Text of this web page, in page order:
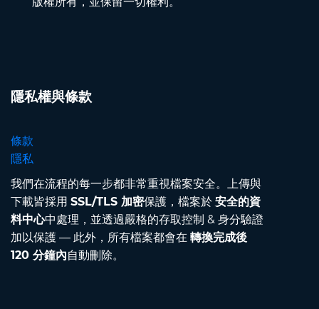
隱私權與條款
條款
隱私
我們在流程的每一步都非常重視檔案安全。上傳與
下載皆採用 SSL/TLS 加密保護，檔案於 安全的資
料中心中處理，並透過嚴格的存取控制 & 身分驗證
加以保護 — 此外，所有檔案都會在 轉換完成後
120 分鐘內自動刪除。